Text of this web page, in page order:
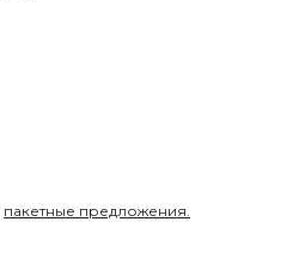
пакетные предложения.